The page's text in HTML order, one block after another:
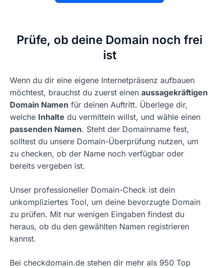
Prüfe, ob deine Domain noch frei
ist
Wenn du dir eine eigene Internetpräsenz aufbauen
möchtest, brauchst du zuerst einen aussagekräftigen
Domain Namen für deinen Auftritt. Überlege dir,
welche Inhalte du vermitteln willst, und wähle einen
passenden Namen. Steht der Domainname fest,
solltest du unsere Domain-Überprüfung nutzen, um
zu checken, ob der Name noch verfügbar oder
bereits vergeben ist.
Unser professioneller Domain-Check ist dein
unkompliziertes Tool, um deine bevorzugte Domain
zu prüfen. Mit nur wenigen Eingaben findest du
heraus, ob du den gewählten Namen registrieren
kannst.
Bei checkdomain.de stehen dir mehr als 950 Top